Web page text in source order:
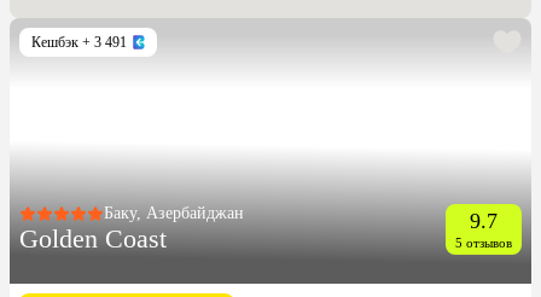
Кешбэк + 3 491
Баку, Азербайджан
Golden Coast
9.7
5 отзывов